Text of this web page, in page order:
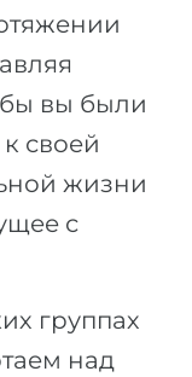
вы были
своей
жизни
с
группах
над